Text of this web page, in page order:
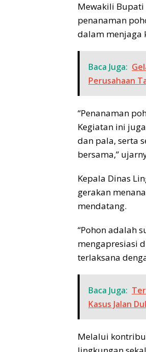
Mewakili Bupati
penanaman
dalam menjaga
Baca Juga:
Perusahaan
“Penanaman
Kegiatan ini
dan pala, serta
bersama,”
Kepala Dinas
gerakan
mendatang.
“Pohon adalah
mengapresiasi
terlaksana
Baca Juga:
Kasus Jalan
Melalui